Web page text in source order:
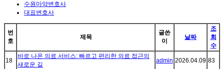
수원마약변호사
대표변호사
번
호
제목
글쓴
이
날짜
조
회
수
18
바로 나온 의료 서비스: 빠르고 편리한 의료 접근의
새로운 길
admin 2026.04.09 83